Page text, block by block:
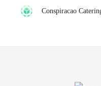
Conspiracao